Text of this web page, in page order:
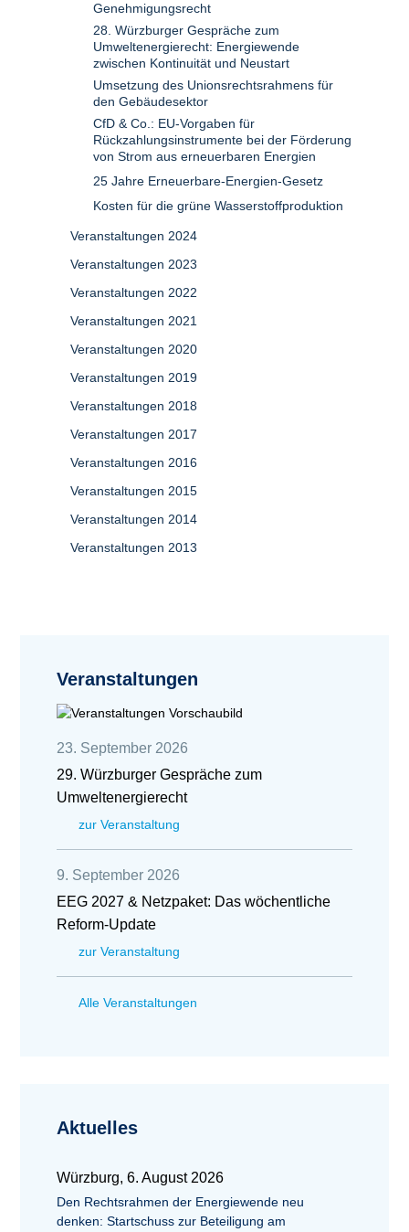
Genehmigungsrecht
28. Würzburger Gespräche zum
Umweltenergierecht: Energiewende
zwischen Kontinuität und Neustart
Umsetzung des Unionsrechtsrahmens für
den Gebäudesektor
CfD & Co.: EU-Vorgaben für
Rückzahlungsinstrumente bei der Förderung
von Strom aus erneuerbaren Energien
25 Jahre Erneuerbare-Energien-Gesetz
Kosten für die grüne Wasserstoffproduktion
Veranstaltungen 2024
Veranstaltungen 2023
Veranstaltungen 2022
Veranstaltungen 2021
Veranstaltungen 2020
Veranstaltungen 2019
Veranstaltungen 2018
Veranstaltungen 2017
Veranstaltungen 2016
Veranstaltungen 2015
Veranstaltungen 2014
Veranstaltungen 2013
Veranstaltungen
23. September 2026
29. Würzburger Gespräche zum
Umweltenergierecht
zur Veranstaltung
9. September 2026
EEG 2027 & Netzpaket: Das wöchentliche
Reform-Update
zur Veranstaltung
Alle Veranstaltungen
Aktuelles
Würzburg, 6. August 2026
Den Rechtsrahmen der Energiewende neu
denken: Startschuss zur Beteiligung am